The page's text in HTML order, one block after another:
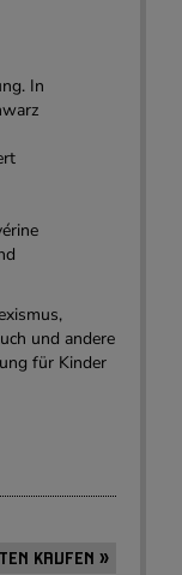
In
und andere
für Kinder
KAUFEN »